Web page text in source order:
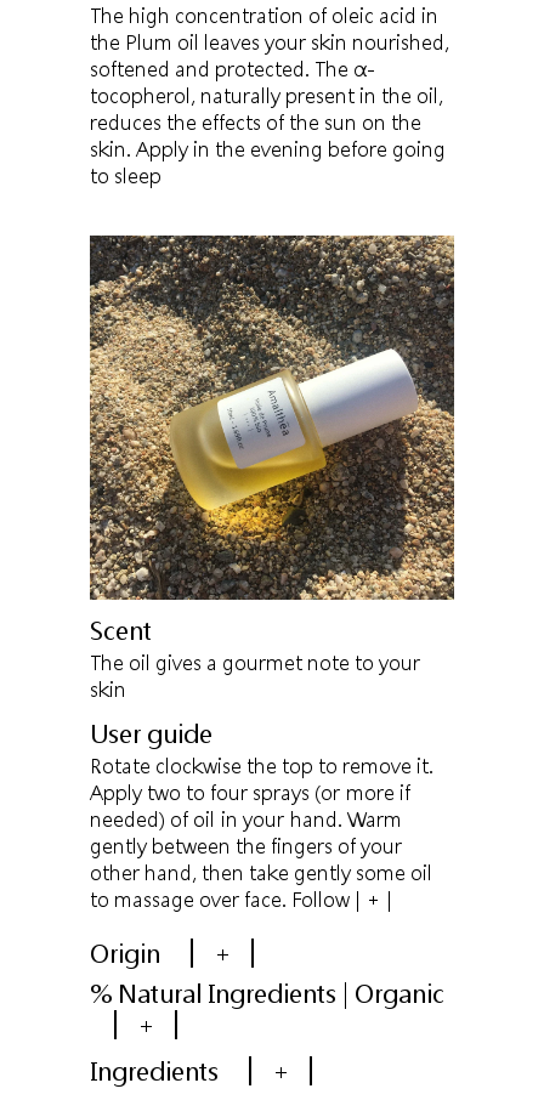
The high concentration of oleic acid in
the Plum oil leaves your skin nourished,
softened and protected. The α-
tocopherol, naturally present in the oil,
reduces the effects of the sun on the
skin. Apply in the evening before going
to sleep
Scent
The oil gives a gourmet note to your
skin
User guide
Rotate clockwise the top to remove it.
Apply two to four sprays (or more if
needed) of oil in your hand. Warm
gently between the fingers of your
other hand, then take gently some oil
to massage over face. Follow | + |
Origin
+
% Natural Ingredients | Organic
+
Ingredients
+